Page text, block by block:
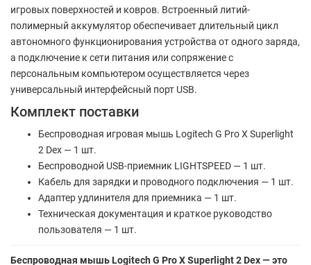
игровых поверхностей и ковров. Встроенный литий-
полимерный аккумулятор обеспечивает длительный цикл
автономного функционирования устройства от одного заряда,
а подключение к сети питания или сопряжение с
персональным компьютером осуществляется через
универсальный интерфейсный порт USB.
Комплект поставки
Беспроводная игровая мышь Logitech G Pro X Superlight
2 Dex — 1 шт.
Беспроводной USB-приемник LIGHTSPEED — 1 шт.
Кабель для зарядки и проводного подключения — 1 шт.
Адаптер удлинителя для приемника — 1 шт.
Техническая документация и краткое руководство
пользователя — 1 шт.
Беспроводная мышь Logitech G Pro X Superlight 2 Dex — это